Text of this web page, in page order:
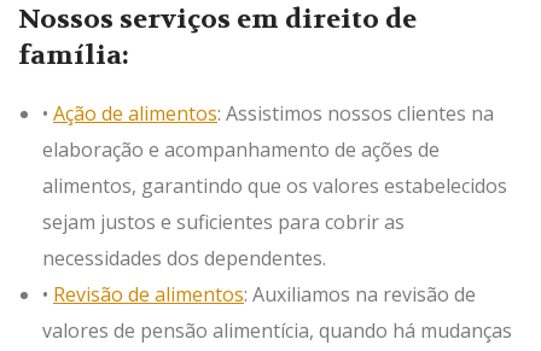
Nossos serviços em direito de
família:
• Ação de alimentos: Assistimos nossos clientes na
elaboração e acompanhamento de ações de
alimentos, garantindo que os valores estabelecidos
sejam justos e suficientes para cobrir as
necessidades dos dependentes.
• Revisão de alimentos: Auxiliamos na revisão de
valores de pensão alimentícia, quando há mudanças